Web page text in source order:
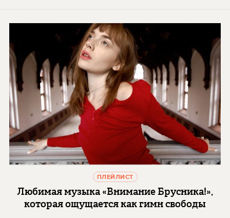
ПЛЕЙЛИСТ
Любимая музыка «Внимание Брусника!»,
которая ощущается как гимн свободы